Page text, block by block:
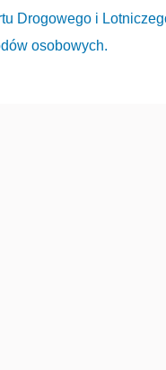
Drogowego i
osobowych.